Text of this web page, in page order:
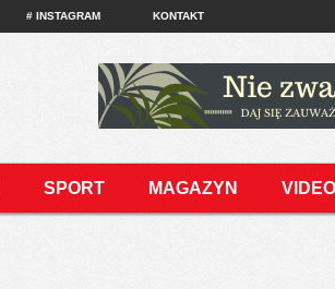
# INSTAGRAM KONTAKT
SPORT MAGAZYN VIDEO